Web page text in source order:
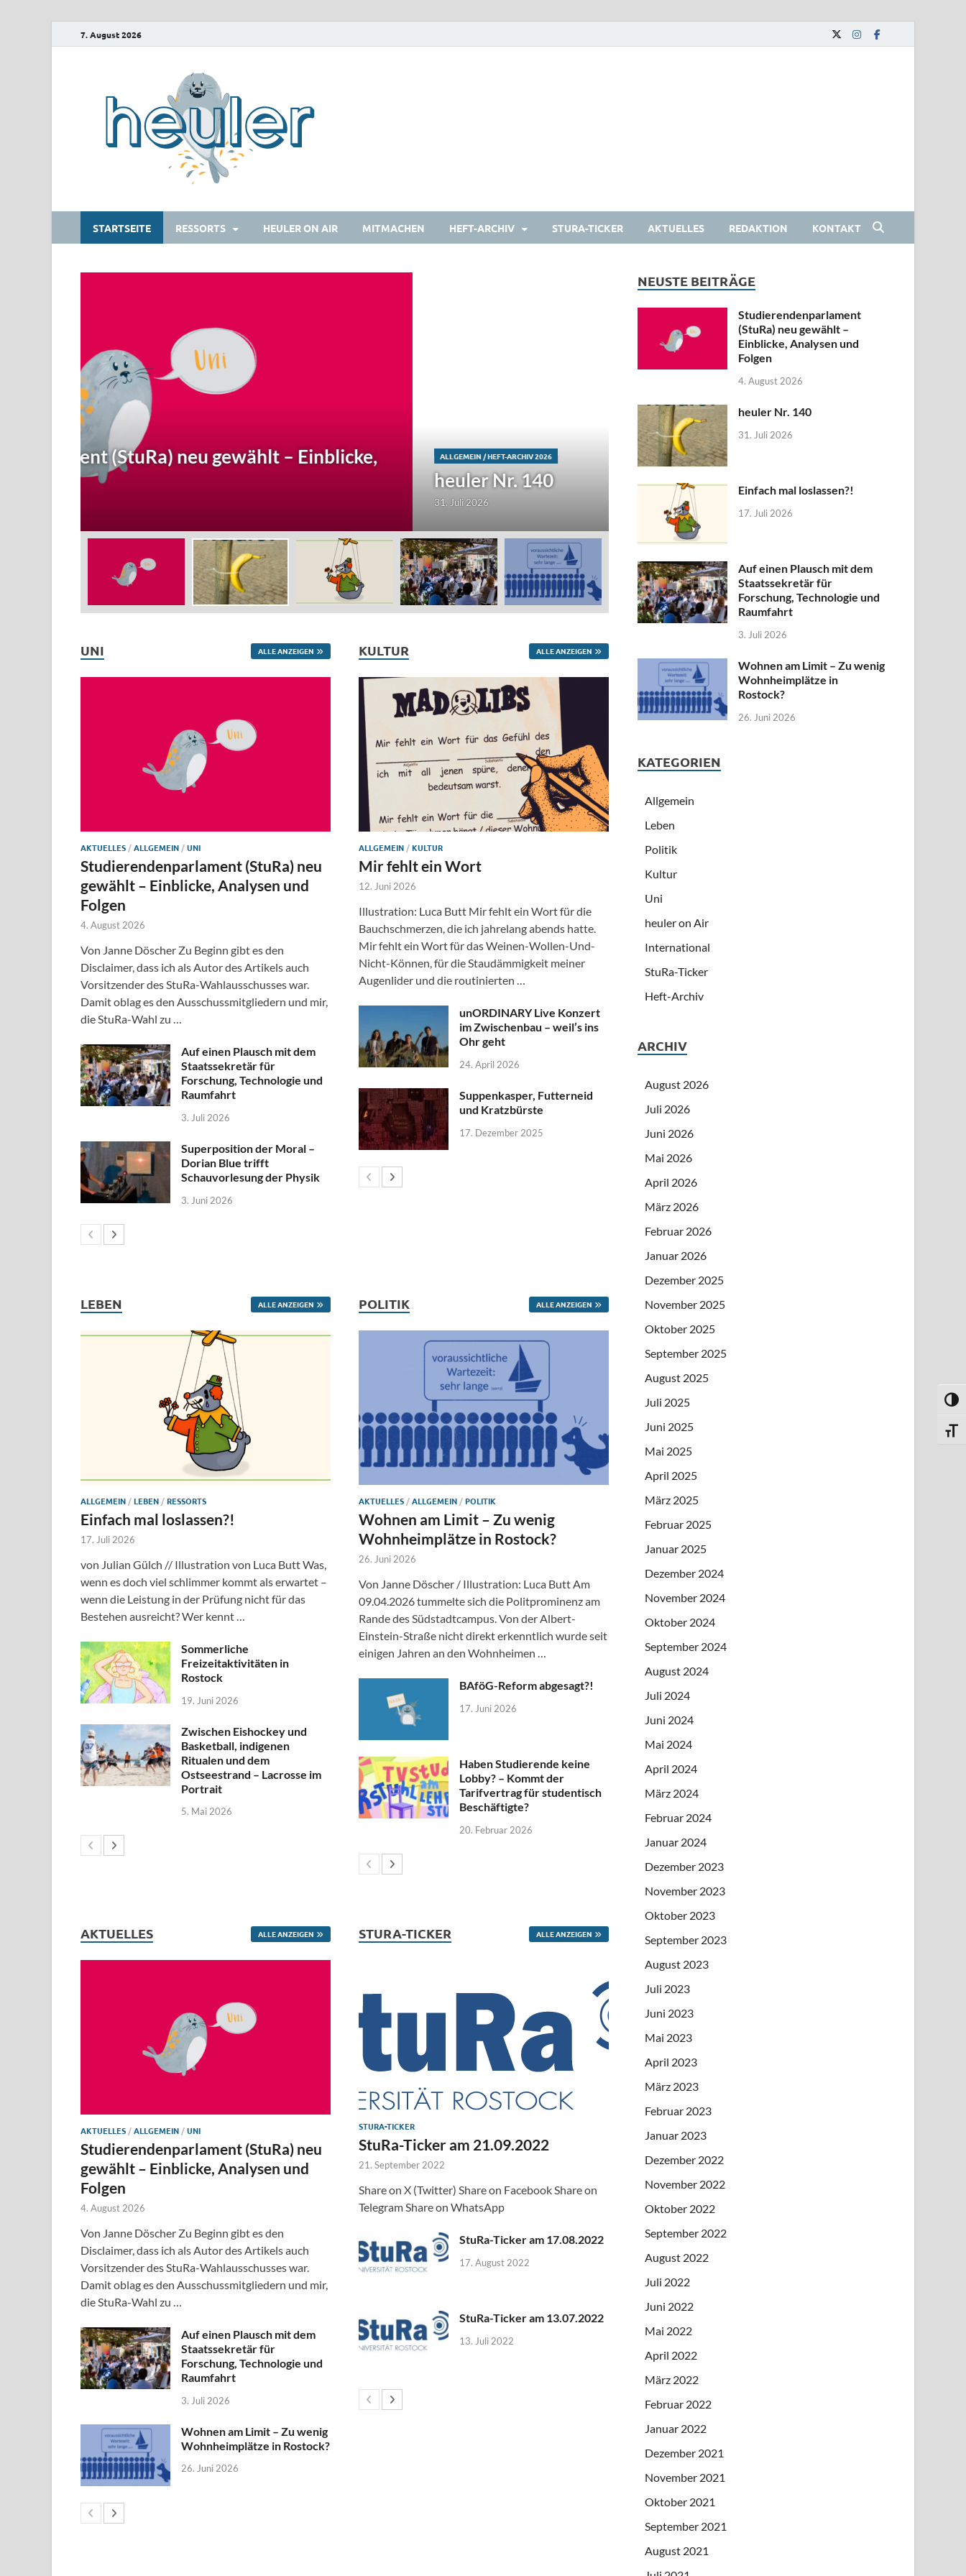
7. August 2026
STARTSEITE RESSORTS HEULER ON AIR MITMACHEN HEFT-ARCHIV STURA-TICKER AKTUELLES REDAKTION KONTAKT
ALLGEMEIN/HEFT-ARCHIV 2026
heuler Nr. 140
ALLGEMEIN/LEBEN/RESSORTS
Einfach mal loslassen?!
17. Juli 2026
UNI ALLE ANZEIGEN
AKTUELLES/ALLGEMEIN/UNI
Studierendenparlament (StuRa) neu
gewählt – Einblicke, Analysen und
Folgen
4. August 2026
Von Janne Döscher Zu Beginn gibt es den
Disclaimer, dass ich als Autor des Artikels auch
Vorsitzender des StuRa-Wahlausschusses war.
Damit oblag es den Ausschussmitgliedern und mir,
die StuRa-Wahl zu …
Auf einen Plausch mit dem
Staatssekretär für
Forschung, Technologie und
Raumfahrt
3. Juli 2026
Superposition der Moral –
Dorian Blue trifft
Schauvorlesung der Physik
3. Juni 2026
KULTUR ALLE ANZEIGEN
ALLGEMEIN/KULTUR
Mir fehlt ein Wort
12. Juni 2026
Illustration: Luca Butt Mir fehlt ein Wort für die
Bauchschmerzen, die ich jahrelang abends hatte.
Mir fehlt ein Wort für das Weinen-Wollen-Und-
Nicht-Können, für die Staudämmigkeit meiner
Augenlider und die routinierten …
unORDINARY Live Konzert
im Zwischenbau – weil’s ins
Ohr geht
24. April 2026
Suppenkasper, Futterneid
und Kratzbürste
17. Dezember 2025
LEBEN ALLE ANZEIGEN
ALLGEMEIN /LEBEN /RESSORTS
Einfach mal loslassen?!
17. Juli 2026
von Julian Gülch // Illustration von Luca Butt Was,
wenn es doch viel schlimmer kommt als erwartet –
wenn die Leistung in der Prüfung nicht für das
Bestehen ausreicht? Wer kennt …
Sommerliche
Freizeitaktivitäten in
Rostock
19. Juni 2026
Zwischen Eishockey und
Basketball, indigenen
Ritualen und dem
Ostseestrand – Lacrosse im
Portrait
5. Mai 2026
POLITIK ALLE ANZEIGEN
AKTUELLES /ALLGEMEIN /POLITIK
Wohnen am Limit – Zu wenig
Wohnheimplätze in Rostock?
26. Juni 2026
Von Janne Döscher / Illustration: Luca Butt Am
09.04.2026 tummelte sich die Politprominenz am
Rande des Südstadtcampus. Von der Albert-
Einstein-Straße nicht direkt erkenntlich wurde seit
einigen Jahren an den Wohnheimen …
BAföG-Reform abgesagt?!
17. Juni 2026
Haben Studierende keine
Lobby? – Kommt der
Tarifvertrag für studentisch
Beschäftigte?
20. Februar 2026
AKTUELLES ALLE ANZEIGEN
AKTUELLES /ALLGEMEIN /UNI
Studierendenparlament (StuRa) neu
gewählt – Einblicke, Analysen und
Folgen
4. August 2026
Von Janne Döscher Zu Beginn gibt es den
Disclaimer, dass ich als Autor des Artikels auch
Vorsitzender des StuRa-Wahlausschusses war.
Damit oblag es den Ausschussmitgliedern und mir,
die StuRa-Wahl zu …
Auf einen Plausch mit dem
Staatssekretär für
Forschung, Technologie und
Raumfahrt
3. Juli 2026
Wohnen am Limit – Zu wenig
Wohnheimplätze in Rostock?
26. Juni 2026
STURA-TICKER ALLE ANZEIGEN
STURA-TICKER
StuRa-Ticker am 21.09.2022
21. September 2022
Share on X (Twitter) Share on Facebook Share on
Telegram Share on WhatsApp
StuRa-Ticker am 17.08.2022
17. August 2022
StuRa-Ticker am 13.07.2022
13. Juli 2022
NEUSTE BEITRÄGE
Studierendenparlament
(StuRa) neu gewählt –
Einblicke, Analysen und
Folgen
4. August 2026
heuler Nr. 140
31. Juli 2026
Einfach mal loslassen?!
17. Juli 2026
Auf einen Plausch mit dem
Staatssekretär für
Forschung, Technologie und
Raumfahrt
3. Juli 2026
Wohnen am Limit – Zu wenig
Wohnheimplätze in
Rostock?
26. Juni 2026
KATEGORIEN
Allgemein
Leben
Politik
Kultur
Uni
heuler on Air
International
StuRa-Ticker
Heft-Archiv
ARCHIV
August 2026
Juli 2026
Juni 2026
Mai 2026
April 2026
März 2026
Februar 2026
Januar 2026
Dezember 2025
November 2025
Oktober 2025
September 2025
August 2025
Juli 2025
Juni 2025
Mai 2025
April 2025
März 2025
Februar 2025
Januar 2025
Dezember 2024
November 2024
Oktober 2024
September 2024
August 2024
Juli 2024
Juni 2024
Mai 2024
April 2024
März 2024
Februar 2024
Januar 2024
Dezember 2023
November 2023
Oktober 2023
September 2023
August 2023
Juli 2023
Juni 2023
Mai 2023
April 2023
März 2023
Februar 2023
Januar 2023
Dezember 2022
November 2022
Oktober 2022
September 2022
August 2022
Juli 2022
Juni 2022
Mai 2022
April 2022
März 2022
Februar 2022
Januar 2022
Dezember 2021
November 2021
Oktober 2021
September 2021
August 2021